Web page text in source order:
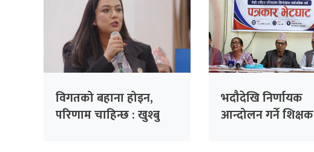
विगतको बहाना होइन,
परिणाम चाहिन्छ : खुश्बु
भदौदेखि निर्णायक
आन्दोलन गर्ने शिक्षक